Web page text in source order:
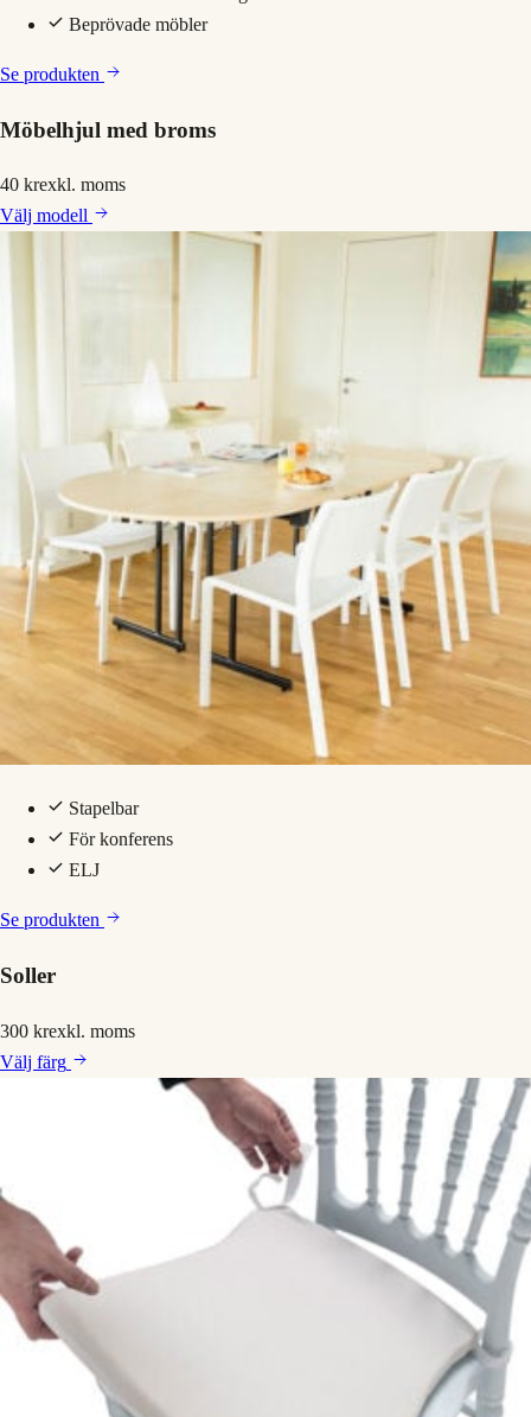
Beprövade möbler
Se produkten
Möbelhjul med broms
40 krexkl. moms
Välj modell
Stapelbar
För konferens
ELJ
Se produkten
Soller
300 krexkl. moms
Välj färg